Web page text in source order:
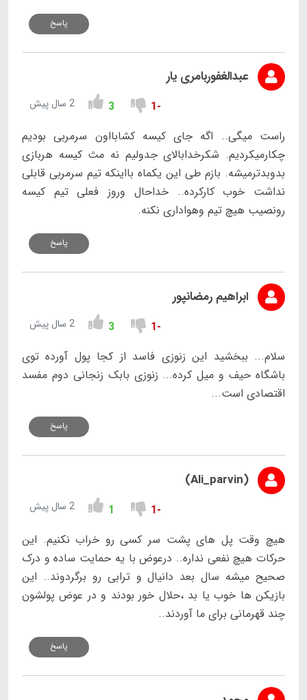
پاسخ
عبدالغفوربامری یار
-1
3 2 سال پیش
راست میگی.. اگه جای کیسه کشابااون سرمربی بودیم
چکارمیکردیم. شکرخدابالای جدولیم نه مث کیسه هربازی
بدوبدترمیشه. بازم طی این یکماه بااینکه تیم سرمربی قابلی
نداشت خوب کارکرده.. خداحال وروز فعلی تیم کیسه
رونصیب هیچ تیم وهواداری نکنه.
پاسخ
ابراهیم رمضانپور
-1
3 2 سال پیش
سلام... ببخشید این زنوزی فاسد از کجا پول آورده توی
باشگاه حیف و میل کرده... زنوزی بابک زنجانی دوم مفسد
اقتصادی است...
پاسخ
(Ali_parvin)
-1
1 2 سال پیش
هیچ وقت پل های پشت سر کسی رو خراب نکنیم. این
حرکات هیچ نفعی نداره.. درعوض با یه حمایت ساده و درک
صحیح میشه سال بعد دانیال و ترابی رو برگردوند.. این
بازیکن ها خوب یا بد ،حلال خور بودند و در عوض پولشون
چند قهرمانی برای ما آوردند..
پاسخ